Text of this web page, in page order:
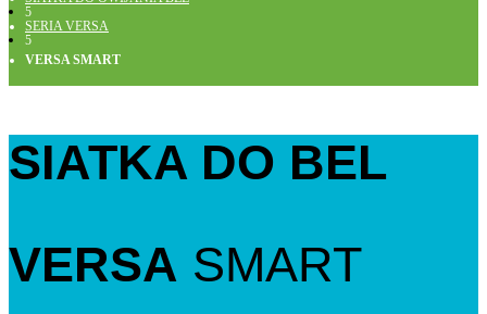
5
SERIA VERSA
5
VERSA SMART
SIATKA DO BEL
VERSA SMART